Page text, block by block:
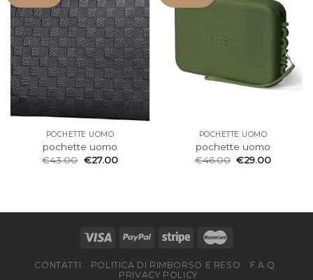
POCHETTE UOMO
pochette uomo
€43.00 €27.00
POCHETTE UOMO
pochette uomo
€46.00 €29.00
CONTATTI POLITICA DI RIMBORSO E RESO
F.A.Q
PRIVACY POLICY